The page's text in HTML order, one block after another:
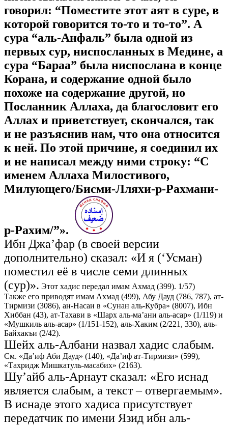
говорил: “Поместите этот аят в суре, в
которой говорится то-то и то-то”. А
сура “аль-Анфаль” была одной из
первых сур, ниспосланных в Медине, а
сура “Бараа” была ниспослана в конце
Корана, и содержание одной было
похоже на содержание другой, но
Посланник Аллаха, да благословит его
Аллах и приветствует, скончался, так
и не разъяснив нам, что она относится
к ней. По этой причине, я соединил их
и не написал между ними строку: “С
именем Аллаха Милостивого,
Милующего/Бисми-Лляхи-р-Рахмани-
р-Рахим/”».
Ибн Джа’фар (в своей версии
дополнительно) сказал: «И я (‘Усман)
поместил её в числе семи длинных
(сур)». Этот хадис передал имам Ахмад (399). 1/57)
Также его приводят имам Ахмад (499), Абу Дауд (786, 787), ат-
Тирмизи (3086), ан-Насаи в «Сунан аль-Кубра» (8007), Ибн
Хиббан (43), ат-Тахави в «Шарх аль-ма’ани аль-асар» (1/119) и
«Мушкиль аль-асар» (1/151-152), аль-Хаким (2/221, 330), аль-
Байхакъи (2/42).
Шейх аль-Албани назвал хадис слабым.
См. «Да’иф Аби Дауд» (140), «Да’иф ат-Тирмизи» (599),
«Тахридж Мишкатуль-масабих» (2163).
Шу’айб аль-Арнаут сказал: «Его иснад
является слабым, а текст – отвергаемым».
В иснаде этого хадиса присутствует
передатчик по имени Язид ибн аль-